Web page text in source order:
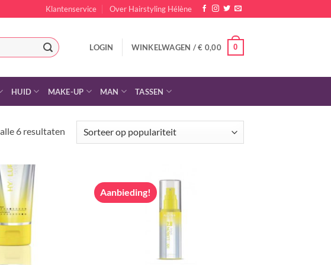
Klantenservice Over Hairstyling Hélène
LOGIN WINKELWAGEN /€ 0,00 0
HUID MAKE-UP MAN TASSEN
6 resultatenGesorteerd
Aanbieding!